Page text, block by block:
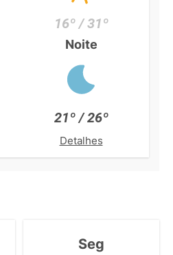
16º / 31º
Noite
21º / 26º
Detalhes
Seg